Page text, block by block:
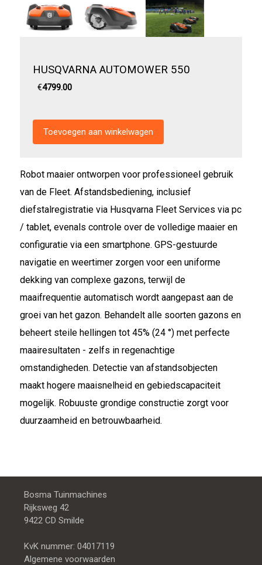
HUSQVARNA AUTOMOWER 550
€4799.00
Robot maaier ontworpen voor professioneel gebruik
van de Fleet. Afstandsbediening, inclusief
diefstalregistratie via Husqvarna Fleet Services via pc
/ tablet, evenals controle over de volledige maaier en
configuratie via een smartphone. GPS-gestuurde
navigatie en weertimer zorgen voor een uniforme
dekking van complexe gazons, terwijl de
maaifrequentie automatisch wordt aangepast aan de
groei van het gazon. Behandelt alle soorten gazons en
beheert steile hellingen tot 45% (24 °) met perfecte
maairesultaten - zelfs in regenachtige
omstandigheden. Detectie van afstandsobjecten
maakt hogere maaisnelheid en gebiedscapaciteit
mogelijk. Robuuste grondige constructie zorgt voor
duurzaamheid en betrouwbaarheid.
Bosma Tuinmachines
Rijksweg 42
9422 CD Smilde
KvK nummer: 04017119
Algemene voorwaarden